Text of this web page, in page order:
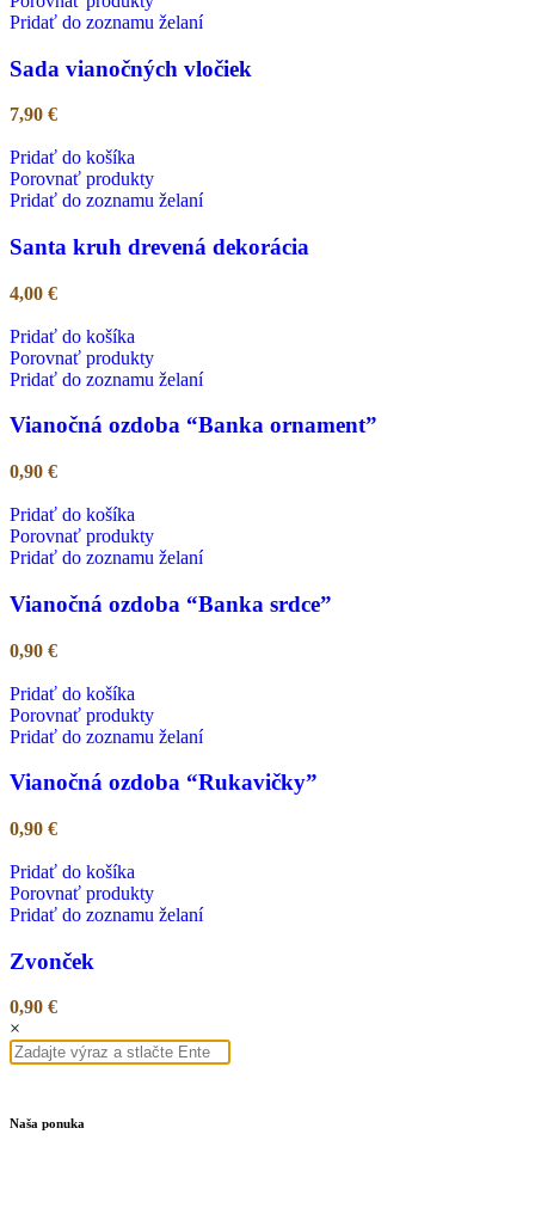
Pridať do zoznamu želaní
Sada vianočných vločiek
7,90 €
Pridať do košíka
Porovnať produkty
Pridať do zoznamu želaní
Santa kruh drevená dekorácia
4,00 €
Pridať do košíka
Porovnať produkty
Pridať do zoznamu želaní
Vianočná ozdoba “Banka ornament”
0,90 €
Pridať do košíka
Porovnať produkty
Pridať do zoznamu želaní
Vianočná ozdoba “Banka srdce”
0,90 €
Pridať do košíka
Porovnať produkty
Pridať do zoznamu želaní
Vianočná ozdoba “Rukavičky”
0,90 €
Pridať do košíka
Porovnať produkty
Pridať do zoznamu želaní
Zvonček
0,90 €
×
Naša ponuka